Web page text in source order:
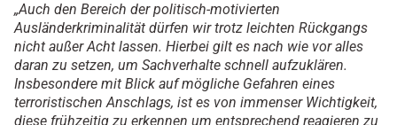
„Auch den Bereich der politisch-motivierten
Ausländerkriminalität dürfen wir trotz leichten Rückgangs
nicht außer Acht lassen. Hierbei gilt es nach wie vor alles
daran zu setzen, um Sachverhalte schnell aufzuklären.
Insbesondere mit Blick auf mögliche Gefahren eines
terroristischen Anschlags, ist es von immenser Wichtigkeit,
diese frühzeitig zu erkennen um entsprechend reagieren zu